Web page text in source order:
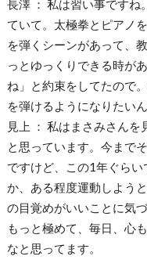
長澤 ： 私は習い事ですね
ていて。太極拳とピアノ
を弾くシーンがあって、
っとゆっくりできる時が
ね」と約束をしてたので
を弾けるようになりたいん
見上 ： 私はまさみさん
と思っています。今まで
ですけど、この1年ぐら
か、ある程度運動しよう
の目覚めがいいことに気
もっと極めて、毎日、心
なと思ってます。